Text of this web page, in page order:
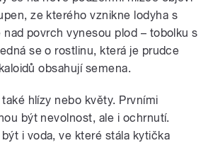
ze kterého vznikne lodyha s
povrch vynesou plod – tobolku s
se o rostlinu, která je prudce
obsahují semena.
hlízy nebo květy. Prvními
být nevolnost, ale i ochrnutí.
i voda, ve které stála kytička